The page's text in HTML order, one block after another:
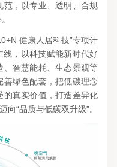
范，以专业、透明、合规
健康人居科技”专项计
线，以科技赋能新时代好
、智慧能耗、生态景观等
绿色配套，把低碳理念
的真实价值，打造差异化
向“品质与低碳双升级”。